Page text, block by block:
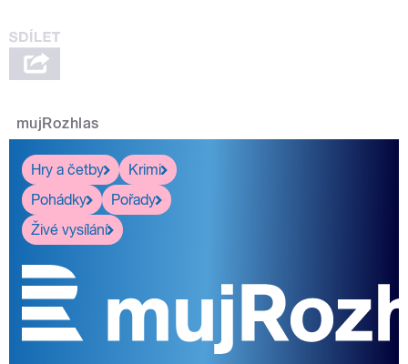
mujRozhlas
Hry a četby
Krimi
Pohádky
Pořady
Živé vysílání